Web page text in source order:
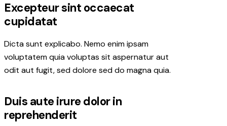
Excepteur sint occaecat
cupidatat
Dicta sunt explicabo. Nemo enim ipsam
voluptatem quia voluptas sit aspernatur aut
odit aut fugit, sed dolore sed do magna quia.
Duis aute irure dolor in
reprehenderit